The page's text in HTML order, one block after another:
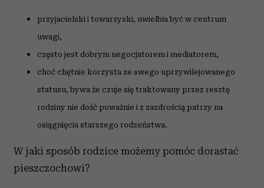
przyjacielski i towarzyski, uwielbia być w centrum
uwagi,
często jest dobrym negocjatorem i mediatorem,
choć chętnie korzysta ze swego uprzywilejowanego
statusu, bywa że czuje się traktowany przez resztę
rodziny nie dość poważnie i z zazdrością patrzy na
osiągnięcia starszego rodzeństwa.
W jaki sposób rodzice możemy pomóc dorastać
pieszczochowi?